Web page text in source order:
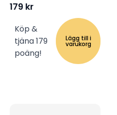
179 kr
Köp &
tjäna 179
poäng!
Lägg till i
varukorg